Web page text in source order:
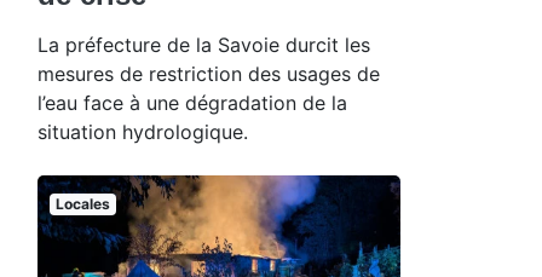
La préfecture de la Savoie durcit les
mesures de restriction des usages de
l’eau face à une dégradation de la
situation hydrologique.
Locales